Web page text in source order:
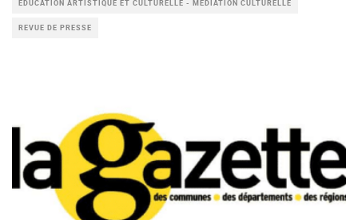
ÉDUCATION ARTISTIQUE ET CULTURELLE - MÉDIATION CULTURELLE
REVUE DE PRESSE